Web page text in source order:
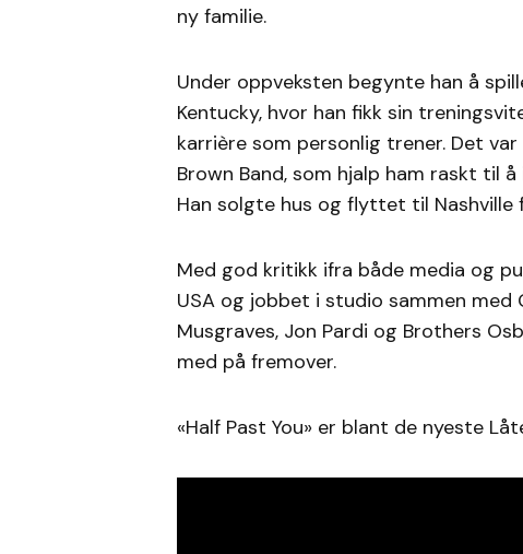
ny familie.
Under oppveksten begynte han å
Kentucky, hvor han fikk sin
karrière som personlig trener. Det
Brown Band, som hjalp ham raskt til
Han solgte hus og flyttet til
Med god kritikk ifra både media og
USA og jobbet i studio sammen med
Musgraves, Jon Pardi og Brothers
med på fremover.
«Half Past You» er blant de nyeste